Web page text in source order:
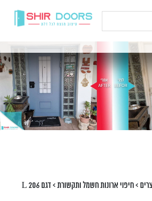
>חיפוי ארונות חשמל ותקשורת>דגם L 206